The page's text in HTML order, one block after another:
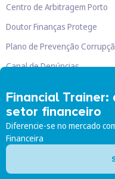
Financial Trainer:
setor financeiro
Diferencie-se no mercado
Financeira
Centro de Arbitragem Porto
Doutor Finanças Protege
Plano de Prevenção
Canal de Denúncias
Doutor Finanças, Lda